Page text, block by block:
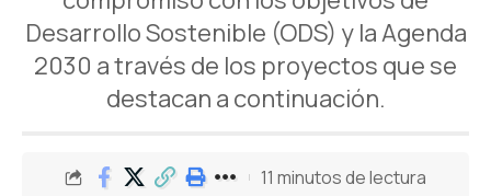
Desarrollo Sostenible (ODS) y la Agenda
2030 a través de los proyectos que se
destacan a continuación.
11 minutos de lectura